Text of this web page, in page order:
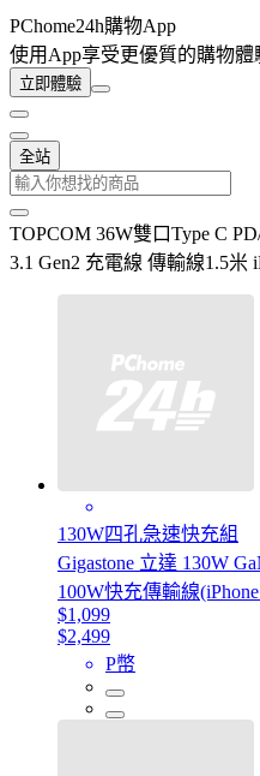
PChome24h購物App
使用App享受更優質的購物體
立即體驗
全站
TOPCOM 36W雙口Type C
3.1 Gen2 充電線 傳輸線1.5米
130W四孔急速快充組
Gigastone 立達 130W
100W快充傳輸線
$1,099
$2,499
P幣